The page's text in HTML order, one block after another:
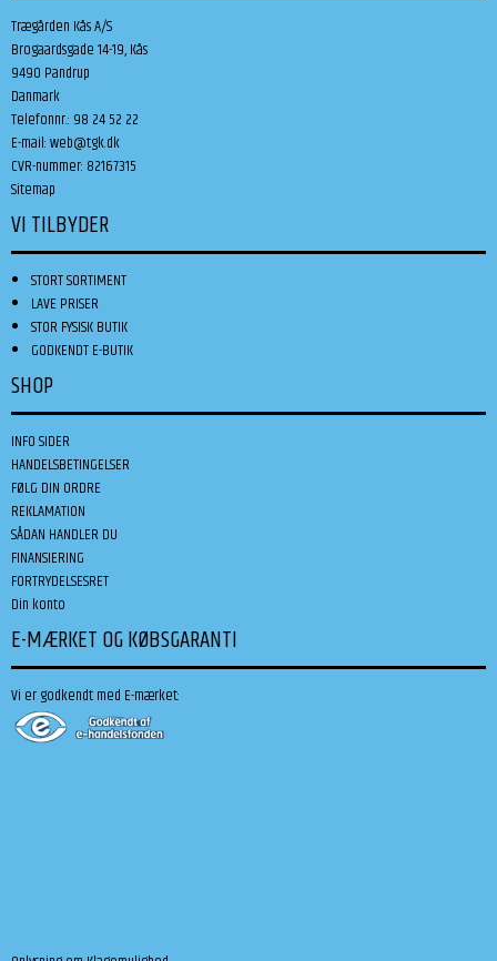
Trægården Kås A/S
Brogaardsgade 14-19, Kås
9490 Pandrup
Danmark
Telefonnr.: 98 24 52 22
E-mail:web@tgk.dk
CVR-nummer: 82167315
Sitemap
VI TILBYDER
STORT SORTIMENT
LAVE PRISER
STOR FYSISK BUTIK
GODKENDT E-BUTIK
SHOP
INFO SIDER
HANDELSBETINGELSER
FØLG DIN ORDRE
REKLAMATION
SÅDAN HANDLER DU
FINANSIERING
FORTRYDELSESRET
Din konto
E-MÆRKET OG KØBSGARANTI
Vi er godkendt med E-mærket: